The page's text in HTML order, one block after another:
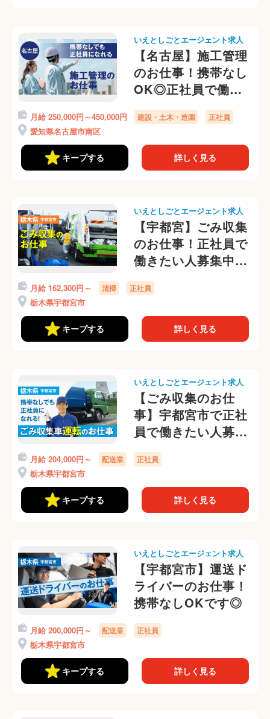
いえとしごとエージェント求人
【名古屋】施工管理
のお仕事！携帯なし
OK◎正社員で働け
ます
月給 250,000円～450,000円 建設・土木・造園 正社員
愛知県名古屋市南区
キープする 詳しく見る
いえとしごとエージェント求人
【宇都宮】ごみ収集
のお仕事！正社員で
働きたい人募集中◎
携帯なしOKです
月給 162,300円～ 清掃 正社員
栃木県宇都宮市
キープする 詳しく見る
いえとしごとエージェント求人
【ごみ収集のお仕
事】宇都宮市で正社
員で働きたい人募集
中◎携帯なしOKで
す
月給 204,000円～ 配送業 正社員
栃木県宇都宮市
キープする 詳しく見る
いえとしごとエージェント求人
【宇都宮市】運送ド
ライバーのお仕事！
携帯なしOKです◎
月給 200,000円～ 配送業 正社員
栃木県宇都宮市
キープする 詳しく見る